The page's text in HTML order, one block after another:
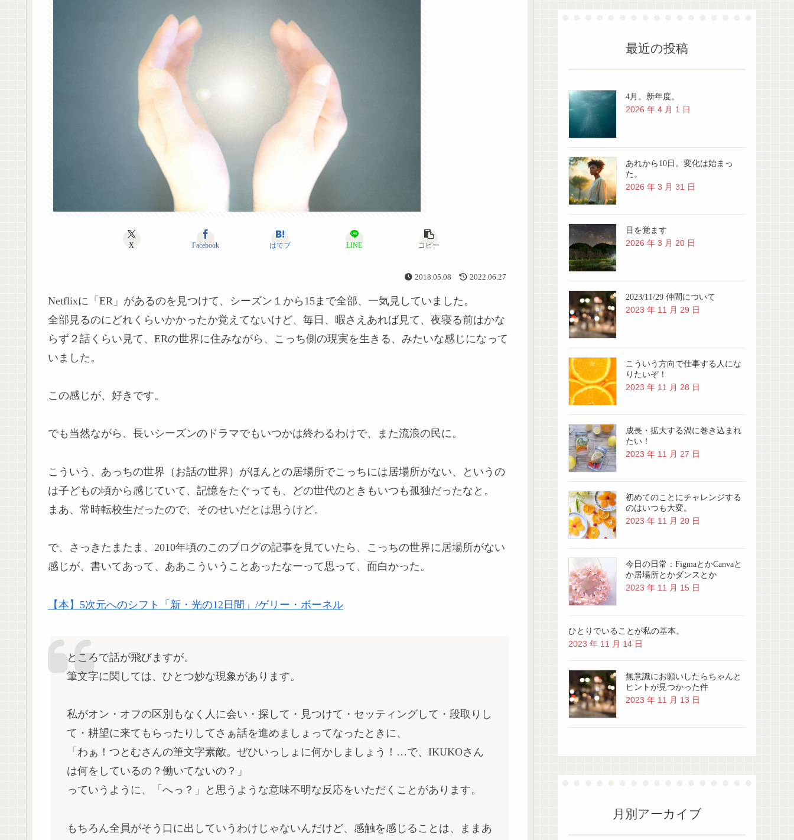
X Facebook はてブ LINE コピー
2018.05.08 2022.06.27
Netflixに「ER」があるのを見つけて、シーズン１から15まで全部、一気見していました。
全部見るのにどれくらいかかったか覚えてないけど、毎日、暇さえあれば見て、夜寝る前はかな
らず２話くらい見て、ERの世界に住みながら、こっち側の現実を生きる、みたいな感じになって
いました。
この感じが、好きです。
でも当然ながら、長いシーズンのドラマでもいつかは終わるわけで、また流浪の民に。
こういう、あっちの世界（お話の世界）がほんとの居場所でこっちには居場所がない、というの
は子どもの頃から感じていて、記憶をたぐっても、どの世代のときもいつも孤独だったなと。
まあ、常時転校生だったので、そのせいだとは思うけど。
で、さっきたまたま、2010年頃のこのブログの記事を見ていたら、こっちの世界に居場所がない
感じが、書いてあって、ああこういうことあったなーって思って、面白かった。
【本】5次元へのシフト「新・光の12日間」/ゲリー・ボーネル
ところで話が飛びますが。
筆文字に関しては、ひとつ妙な現象があります。
私がオン・オフの区別もなく人に会い・探して・見つけて・セッティングして・段取りし
て・耕望に来てもらったりしてさぁ話を進めましょってなったときに、
「わぁ！つとむさんの筆文字素敵。ぜひいっしょに何かしましょう！…で、IKUKOさん
は何をしているの？働いてないの？」
っていうように、「へっ？」と思うような意味不明な反応をいただくことがあります。
もちろん全員がそう口に出していうわけじゃないんだけど、感触を感じることは、ままあ
最近の投稿
4月。新年度。
2026 年 4 月 1 日
あれから10日。変化は始まっ
た。
2026 年 3 月 31 日
目を覚ます
2026 年 3 月 20 日
2023/11/29 仲間について
2023 年 11 月 29 日
こういう方向で仕事する人にな
りたいぞ！
2023 年 11 月 28 日
成長・拡大する渦に巻き込まれ
たい！
2023 年 11 月 27 日
初めてのことにチャレンジする
のはいつも大変。
2023 年 11 月 20 日
今日の日常：FigmaとかCanvaと
か居場所とかダンスとか
2023 年 11 月 15 日
ひとりでいることが私の基本。
2023 年 11 月 14 日
無意識にお願いしたらちゃんと
ヒントが見つかった件
2023 年 11 月 13 日
月別アーカイブ